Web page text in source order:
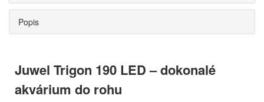
Popis
Juwel Trigon 190 LED – dokonalé
akvárium do rohu